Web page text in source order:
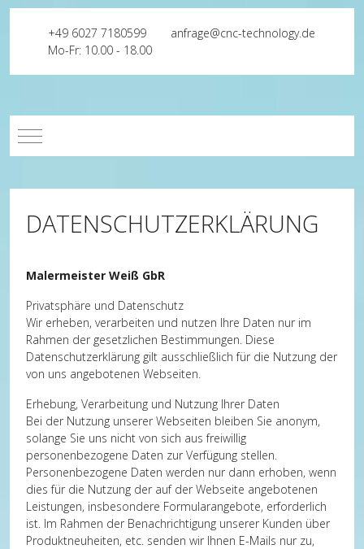
+49 6027 7180599
anfrage@cnc-technology.de
Mo-Fr: 10.00 - 18.00
Mobile Menu Toggle
DATENSCHUTZERKLÄRUNG
Malermeister Weiß GbR
Privatsphäre und Datenschutz
Wir erheben, verarbeiten und nutzen Ihre Daten nur im
Rahmen der gesetzlichen Bestimmungen. Diese
Datenschutzerklärung gilt ausschließlich für die Nutzung der
von uns angebotenen Webseiten.
Erhebung, Verarbeitung und Nutzung Ihrer Daten
Bei der Nutzung unserer Webseiten bleiben Sie anonym,
solange Sie uns nicht von sich aus freiwillig
personenbezogene Daten zur Verfügung stellen.
Personenbezogene Daten werden nur dann erhoben, wenn
dies für die Nutzung der auf der Webseite angebotenen
Leistungen, insbesondere Formularangebote, erforderlich
ist. Im Rahmen der Benachrichtigung unserer Kunden über
Produktneuheiten, etc. senden wir Ihnen E-Mails nur zu,